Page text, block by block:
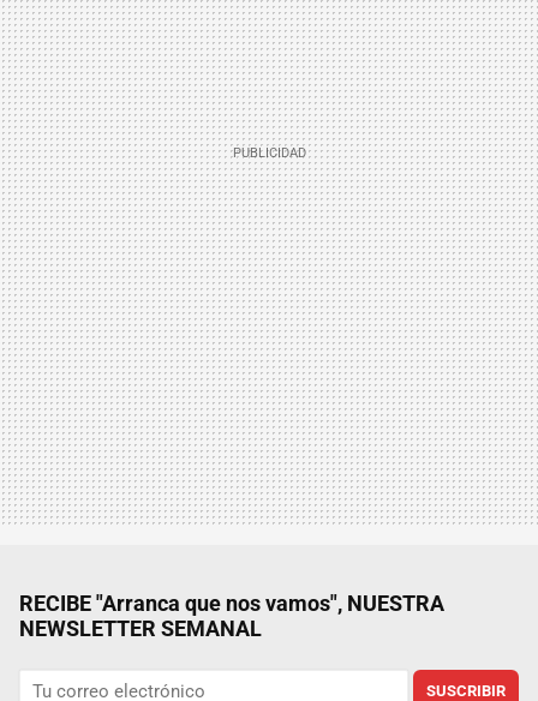
RECIBE "Arranca que nos vamos", NUESTRA
NEWSLETTER SEMANAL
SUSCRIBIR